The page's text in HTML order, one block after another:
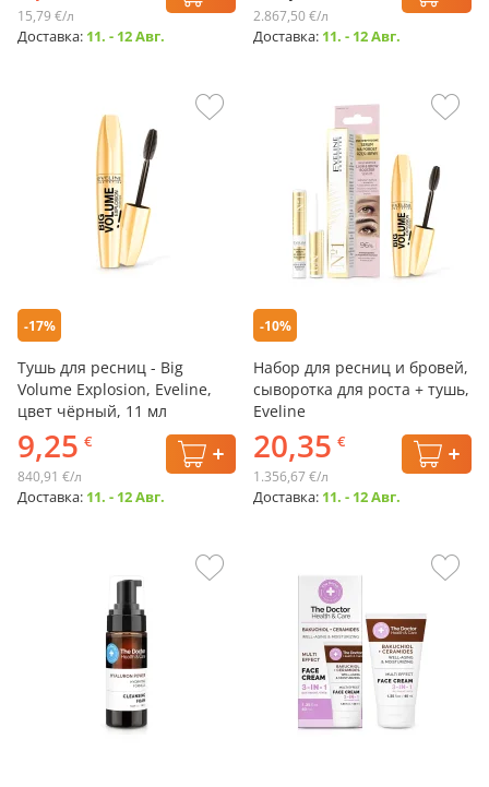
15,79 €/л
Доставка: 11. - 12 Авг.
2.867,50 €/л
Доставка: 11. - 12 Авг.
-17%
Тушь для ресниц - Big
Volume Explosion, Eveline,
цвет чёрный, 11 мл
9,25 €
840,91 €/л
Доставка: 11. - 12 Авг.
-10%
Набор для ресниц и бровей,
сыворотка для роста + тушь,
Eveline
20,35 €
1.356,67 €/л
Доставка: 11. - 12 Авг.